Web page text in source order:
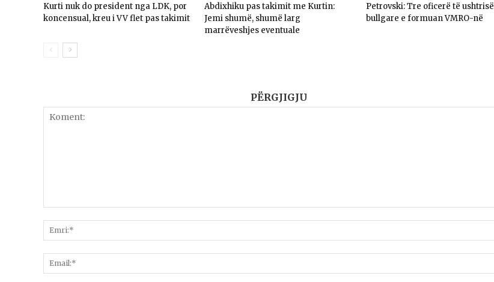
Kurti nuk do president nga LDK, por
koncensual, kreu i VV flet pas takimit
Abdixhiku pas takimit me Kurtin:
Jemi shumë, shumë larg
marrëveshjes eventuale
Petrovski: Tre oficerë të ushtrisë
bullgare e formuan VMRO-në
PËRGJIGJU